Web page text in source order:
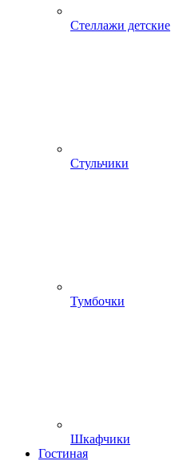
Стеллажи детские
Стульчики
Тумбочки
Шкафчики
Гостиная